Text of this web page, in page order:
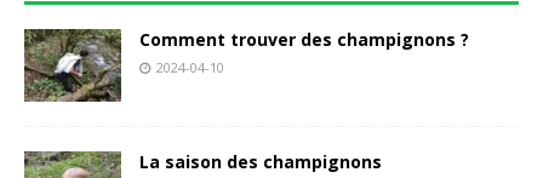
Comment trouver des champignons ?
2024-04-10
La saison des champignons